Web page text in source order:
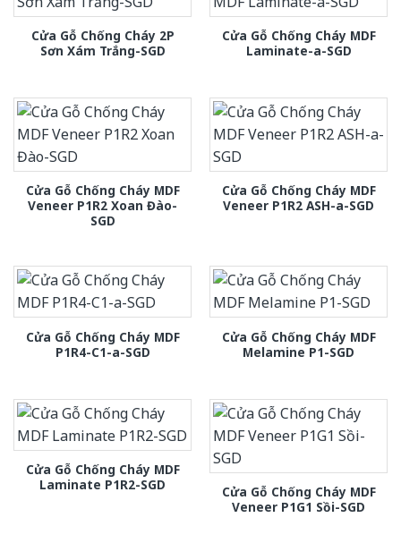
Cửa Gỗ Chống Cháy 2P
Sơn Xám Trắng-SGD
Cửa Gỗ Chống Cháy MDF
Laminate-a-SGD
Cửa Gỗ Chống Cháy MDF
Veneer P1R2 Xoan Đào-
SGD
Cửa Gỗ Chống Cháy MDF
Veneer P1R2 ASH-a-SGD
Cửa Gỗ Chống Cháy MDF
P1R4-C1-a-SGD
Cửa Gỗ Chống Cháy MDF
Melamine P1-SGD
Cửa Gỗ Chống Cháy MDF
Laminate P1R2-SGD
Cửa Gỗ Chống Cháy MDF
Veneer P1G1 Sồi-SGD